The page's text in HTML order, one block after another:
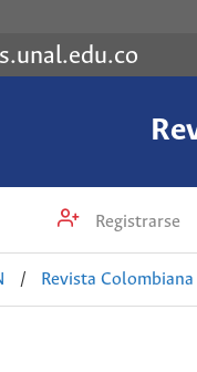
Registrarse
/ Revista